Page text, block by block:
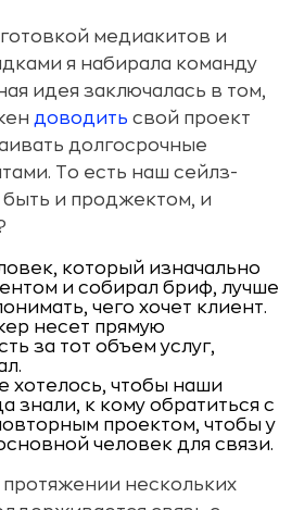
медиакитов и
я набирала команду
идея заключалась в том,
доводить свой проект
долгосрочные
То есть наш сейлз-
и проджектом, и
который изначально
и собирал бриф, лучше
чего хочет клиент.
несет прямую
за тот объем услуг,
хотелось, чтобы наши
знали, к кому обратиться с
проектом, чтобы у
человек для связи.
протяжении нескольких